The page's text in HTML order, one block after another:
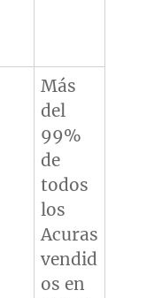
Más
del
99%
de
todos
los
Acuras
vendid
os en